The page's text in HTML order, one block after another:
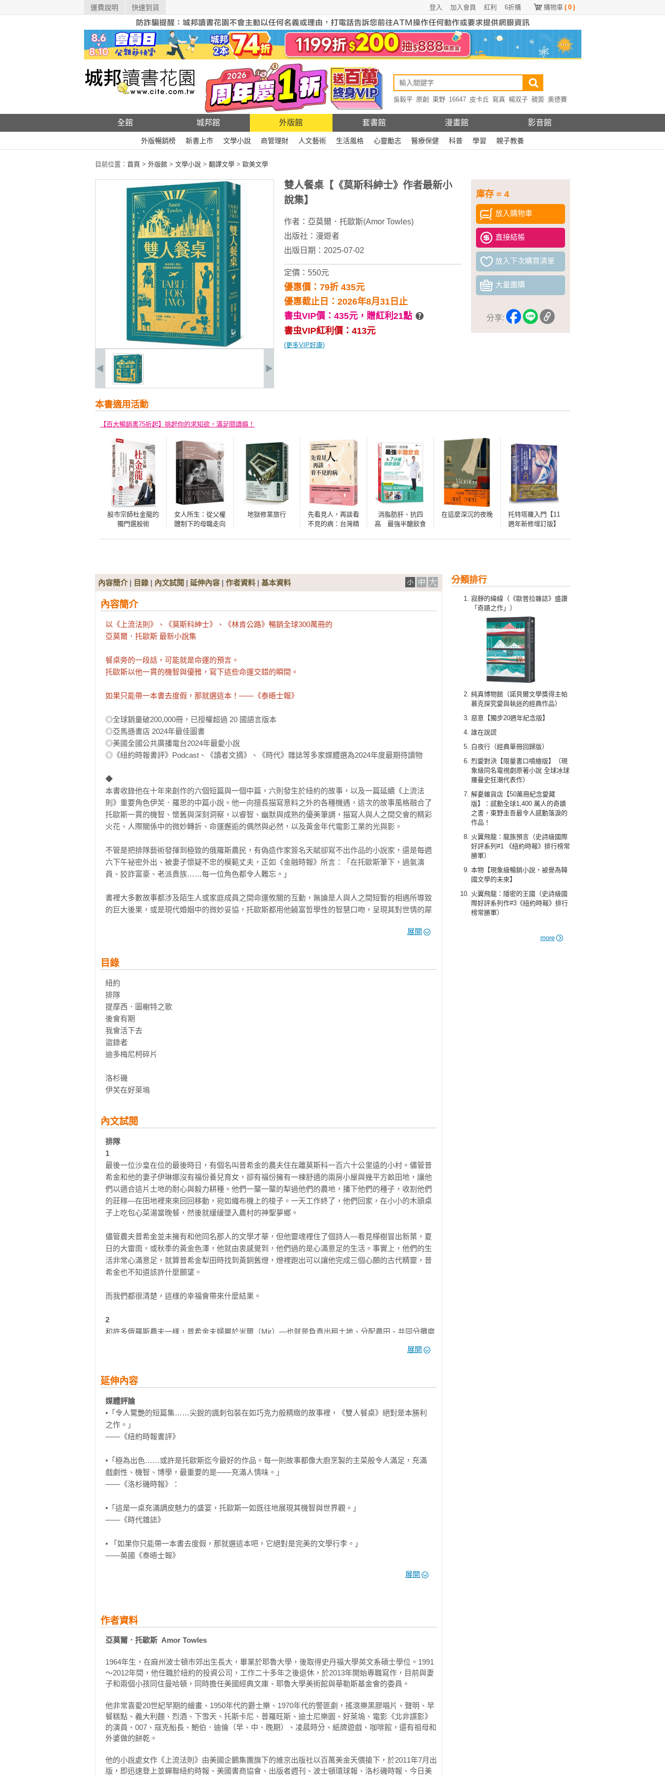
運費說明 快速到貨 購物車 ( 0 )
6折購
紅利
加入會員
登入
吳毅平 原創 東野 16647 皮卡丘 寫真 楊双子 親簽 奧德賽
全館 城邦館 外版館 套書館 漫畫館 影音館
外版暢銷榜 新書上市 文學小說 商管理財 人文藝術 生活風格 心靈勵志 醫療保健 科普 學習 親子教養
目前位置： 首頁 > 外版館 > 文學小說 > 翻譯文學 > 歐美文學
庫存 = 4
放入購物車
直接結帳
放入下次購買清單
大量團購
分享:
雙人餐桌【《莫斯科紳士》作者最新小
說集】
作者： 亞莫爾．托歐斯(Amor Towles)
出版社： 漫遊者
出版日期：2025-07-02
定價：550元
優惠價：79折 435元
優惠截止日：2026年8月31日止
書虫VIP價：435元， 贈紅利21點
書虫VIP紅利價：413元
(更多VIP好康)
本書適用活動
【百大暢銷書75折起】挑起你的求知欲，滿足閱讀癮！
股市宗師杜金龍的
獨門選股術
女人所生：從父權
體制下的母職走向
地獄修業旅行
先看見人，再談看
不見的病：台灣精
消脂肪肝、抗四
高 最強半醣飲食
在這麼深沉的夜晚
托特塔羅入門【11
週年新修增訂版】
分類排行
寂靜的緯線（《歐普拉雜誌》盛讚
「奇蹟之作」）
純真博物館（諾貝爾文學獎得主帕
慕克探究愛與執迷的經典作品）
惡意【獨步20週年紀念版】
誰在說謊
白夜行（經典單冊回歸版）
烈愛對決【限量書口噴繪版】（現
象級同名電視劇原著小說 全球冰球
羅曼史狂潮代表作）
解憂雜貨店【50萬冊紀念愛藏
版】：感動全球1,400 萬人的奇蹟
之書，東野圭吾最令人感動落淚的
作品！
火翼飛龍：龍族預言（史詩級國際
好評系列#1 《紐約時報》排行榜常
勝軍）
本物【現象級暢銷小說，被譽為韓
國文學的未來】
火翼飛龍：隱密的王國（史詩級國
際好評系列作#3《紐約時報》排行
榜常勝軍）
more
內容簡介| 目錄 | 內文試閱 | 延伸內容 | 作者資料 | 基本資料
內容簡介
以《上流法則》、《莫斯科紳士》、《林肯公路》暢銷全球300萬冊的
亞莫爾．托歐斯 最新小說集
餐桌旁的一段話，可能就是命運的預言。
托歐斯以他一貫的機智與優雅，寫下這些命運交錯的瞬間。
如果只能帶一本書去度假，那就選這本！——《泰晤士報》
◎全球銷量破200,000冊，已授權超過 20 國語言版本
◎亞馬遜書店 2024年最佳圖書
◎美國全國公共廣播電台2024年最愛小說
◎《紐約時報書評》Podcast、《讀者文摘》、《時代》雜誌等多家媒體選為2024年度最期待讀物
◆
本書收錄他在十年來創作的六個短篇與一個中篇，六則發生於紐約的故事，以及一篇延續《上流法
則》重要角色伊芙．羅思的中篇小說。他一向擅長描寫意料之外的各種機遇，這次的故事風格融合了
托歐斯一貫的機智、懷舊與深刻洞察，以睿智、幽默與成熟的優美筆調，描寫人與人之間交會的精彩
火花、人際關係中的微妙轉折、命運邂逅的偶然與必然，以及黃金年代電影工業的光與影。
不管是把排隊藝術發揮到極致的俄羅斯農民，有偽造作家簽名天賦卻寫不出作品的小說家，還是每週
六下午祕密外出、被妻子懷疑不忠的模範丈夫，正如《金融時報》所言：「在托歐斯筆下，過氣演
員、狡詐富豪、老派貴族……每一位角色都令人難忘。」
書裡大多數故事都涉及陌生人或家庭成員之間命運攸關的互動，無論是人與人之間短暫的相遇所導致
的巨大後果，或是現代婚姻中的微妙妥協，托歐斯都用他饒富哲學性的智慧口吻，呈現其對世情的犀
〈排隊〉：從沒想過改變境遇的人，卻無意間改變了自己的人生
純樸的俄羅斯農民普希金，一九一八年在妻子敦促下，搬到革命之後的莫斯科，能幹的妻子在工廠裡
如魚得水，他卻遭到開除，只好在妻子指示下，每天負責去排隊領配給的麵包、牛奶和糖。沒想到，
他竟然藉由排隊發展出自己的小小事業……
〈提摩西．圖榭特之歌〉：他羨慕別人活得精彩，沒想到自己早已走進故事的中心
提摩西．圖榭特從小的目標就是當個知名的小說家，他一邊在餐廳打工、一邊在圖書館研究前輩作家
的作品。某天，有個二手書商邀他到書店工作，意外發現了他有模仿大師級作家簽名的天分，於是要
他偽造已故名作家的簽名在初版書上。這計畫一開始頗為成功，直到作家保羅・奧斯特拜訪書店，發
〈後會有期〉：人們的行為從不單純，而真正的故事，從不寫在臉上
兩名因為壞天氣滯留在機場的旅客，在共乘一趟計程車後，卻迎來天翻地覆的夜晚。
〈我會活下去〉：維繫婚姻有時需要的不是誠實，而是謊言
妮爾的繼父約翰堪稱模範丈夫，有天母親卻對她傾訴說自己懷疑老公不忠，並要求她幫忙弄清楚約翰
的行蹤。妮爾在週六下午跟蹤繼父來到中央公園後，卻發現母親和約翰婚姻裡不為人之的一面……
〈盜錄者〉：正義不是嚴苛的審判，而是懂得寬容的選擇
湯米和瑪麗在卡內基音樂廳看演出時，發現隔壁的老人竟然拿著麥克風在盜錄音樂，氣憤的湯米當場
會。湯米費盡千辛萬苦找到老人家裡，想要鄭重道歉，卻聽到了一席讓他終身難忘的話……
〈迪多梅尼柯碎片〉：再精密的計劃，也敵不過際遇的輕輕一推
史金納家族代代相傳一幅文藝復興時期大師迪多梅尼柯的畫作，隨著財產分配給眾多後代子孫，這幅
金，他將主意打到堂弟手上那塊畫作上。曾在蘇富比任職的珀西瓦費了一番功夫快要打動堂弟一家
《上流法則》裡聰明漂亮、大膽機智的伊芙，離開紐約後，心血來潮來到30年代末的好萊塢。為了幫
【作者的話】
「當我完成這本作品集時，我發現大多數故事中的關鍵時刻，都是兩位家人或陌生人對坐在餐桌，共
同面對生活中新的現實情況。雖然我在寫作時並未有意識地設計，但這可能源自於我潛意識中的信
念：我們的生活常常因為一場兩人之間的對話而產生重大變化。」
全書特色
◎托歐斯第一本小說集。每個短篇都像一道精緻料理，這些珠機之作比長篇小說輕盈許多，卻依然引
◎延續其出道作《上流法則》裡重要角色伊芙．羅思的故事，以黑色犯罪電影風格，重溫上世紀30年
展開
目錄
紐約
排隊
提摩西．圖榭特之歌
後會有期
我會活下去
盜錄者
迪多梅尼柯碎片
洛杉磯
伊芙在好萊塢
內文試閱
排隊
1
最後一位沙皇在位的最後時日，有個名叫普希金的農夫住在離莫斯科一百六十公里遠的小村。儘管普
希金和他的妻子伊琳娜沒有福份養兒育女，卻有福份擁有一棟舒適的兩房小屋與幾平方畝田地，讓他
們以適合這片土地的耐心與毅力耕種。他們一壟一壟的犁過他們的農地，播下他們的種子，收割他們
的莊稼—在田地裡來來回回移動，宛如織布機上的梭子。一天工作終了，他們回家，在小小的木頭桌
子上吃包心菜湯當晚餐，然後就緩緩墜入農村的神聖夢鄉。
儘管農夫普希金並未擁有和他同名那人的文學才華，但他靈魂裡住了個詩人—看見樺樹冒出新葉，夏
日的大雷雨，或秋季的黃金色澤，他就由衷感覺到，他們過的是心滿意足的生活。事實上，他們的生
活非常心滿意足，就算普希金犁田時找到黃銅舊燈，燈裡跑出可以讓他完成三個心願的古代精靈，普
希金也不知道該許什麼願望。
而我們都很清楚，這樣的幸福會帶來什麼結果。
2
和許多俄羅斯農夫一樣，普希金夫婦屬於米爾（Mir）—也就是負責出租土地、分配農田、共同分攤磨
這樣的會議上，有個一路遠從莫斯科來到村裡的年輕人站上講台，就為了說明這個國家百分之九十的
油水。說到最後，他鼓勵所有的出席者從沉睡中醒來，和他一起加入遠征行列，迎向國際無產階級擊
普希金不是個對政治有興趣的人，甚至也不算是特別有教育水準的人。所以，這名莫斯科人不吐不快
的這些話究竟有什麼重要性，普希金並無法確實理解。但這個外地來的人講得這麼熱情洋溢，還用了
這麼多繽紛生動的形容詞，讓普希金意興盎然地欣賞這年輕人的字字句句翩然飛舞而過，就像欣賞復
這天晚上，普希金和妻子步行回家，兩人都沉默無語。普希金覺得這樣的沉默非常完美，因為這夜晚
時刻，這輕柔的微風，還有草叢裡蟋蟀此起彼落的鳴唱。但伊琳娜若是沉默，卻像是加熱的煎鍋那種
良知卻像捕獸夾鉗口那樣緊緊咬住這些字句不放。清晰可聞的啪一聲，她緊緊抓牢，一點都不想放
手。事實上，她把這年輕人說的一字一句抓得如此之緊，他若是想收回這些話，就得要囓啃自己的這
3
農夫的智慧建立在一個基本的軸心上：戰爭來來去去，政客起起落落，流行的看法如潮水漲起退去，
在一切都說完做完之後，田埂仍然是田埂。於是，普希金帶著瑪土撒拉的睿智觀點，見識過戰爭年
她說，他們要搬到莫斯科。
「搬到莫斯科，」普希金說，「可是我們究竟為什麼要搬到莫斯科？」
在十九世紀的小說情節裡，不乏有在鄉村長大的漂亮年輕小姐渴望首都的生活。畢竟，那裡可以看見
最新的時尚，可以學到最新的舞步，輕聲細語討論最新的戀情糾葛。伊琳娜也同樣渴望住在莫斯科，
因為那是工廠工人可以齊一揮動鐵鎚，而且每一戶人家的廚房門都會傳出無產階級歌曲的地方。
「我們把君王推下懸崖，並不是為了回味往日時光。」伊琳娜宣稱，「有史以來僅此一次，時間到
了，我們終於迎來俄羅斯人為未來奠定基礎的時刻—人人肩並著肩，一塊石頭接著一塊石頭！」
伊琳娜用這所有的字彙、甚至更多的詞藻，對丈夫清楚表明立場時，普希金可曾辯駁？可曾說出此刻
跳進他腦袋裡的第一絲猶疑念頭？他沒有。他就只是開始深思熟慮，謹慎構思抗辯的論點。
展開
延伸內容
媒體評論
•「令人驚艷的短篇集……尖銳的諷刺包裝在如巧克力般精緻的故事裡，《雙人餐桌》絕對是本勝利
之作。」
——《紐約時報書評》
•「極為出色……或許是托歐斯迄今最好的作品。每一則故事都像大廚烹製的主菜般令人滿足，充滿
戲劇性、機智、博學，最重要的是——充滿人情味。」
——《洛杉磯時報》：
•「這是一桌充滿調皮魅力的盛宴，托歐斯一如既往地展現其機智與世界觀。」
——《時代雜誌》
• 「如果你只能帶一本書去度假，那就選這本吧，它絕對是完美的文學行李。」
——英國《泰晤士報》
• 「這位暢銷作家的短篇小說集帶來一群令人著迷的角色，包括投機者、騙徒以及被寵壞的丈夫……
魅力的好伴侶。」
——《金融時報》
計、刺激追逐與歷史氛圍，托歐斯的書迷絕不能錯過。」
——《出版者周刊》
懷舊又迷人。」
——《書單》雜誌
——《亞馬遜 2024年最佳圖書》
展開
作者資料
亞莫爾．托歐斯  Amor Towles
1964年生，在麻州波士頓市郊出生長大，畢業於耶魯大學，後取得史丹福大學英文系碩士學位。1991
～2012年間，他任職於紐約的投資公司，工作二十多年之後退休，於2013年開始專職寫作，目前與妻
子和兩個小孩同住曼哈頓，同時擔任美國經典文庫、耶魯大學美術館與華勒斯基金會的委員。
他非常喜愛20世紀早期的繪畫、1950年代的爵士樂、1970年代的警匪劇，搖滾樂黑膠唱片、聲明、早
餐糕點、義大利麵、烈酒、下雪天、托斯卡尼、普羅旺斯、迪士尼樂園、好萊塢、電影《北非諜影》
的演員、007、寇克船長、鮑伯．迪倫（早、中、晚期）、凌晨時分、紙牌遊戲、咖啡館，還有祖母和
外婆做的餅乾。
他的小說處女作《上流法則》由美國企鵝集團旗下的維京出版社以百萬美金天價搶下，於2011年7月出
版，即迅速登上並蟬聯紐約時報、美國書商協會、出版者週刊、波士頓環球報、洛杉磯時報、今日美